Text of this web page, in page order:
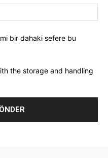
bir dahaki sefere bu
the storage and handling